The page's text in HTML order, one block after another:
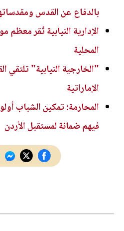
بالدفاع عن القدس
الإدارية النيابية تُقر معظم
المحلية
"الخارجية النيابية" تلتقي
الإماراتية
المحارمة: تمكين الشباب
فيهم ضمانة لمستقبل الأردن